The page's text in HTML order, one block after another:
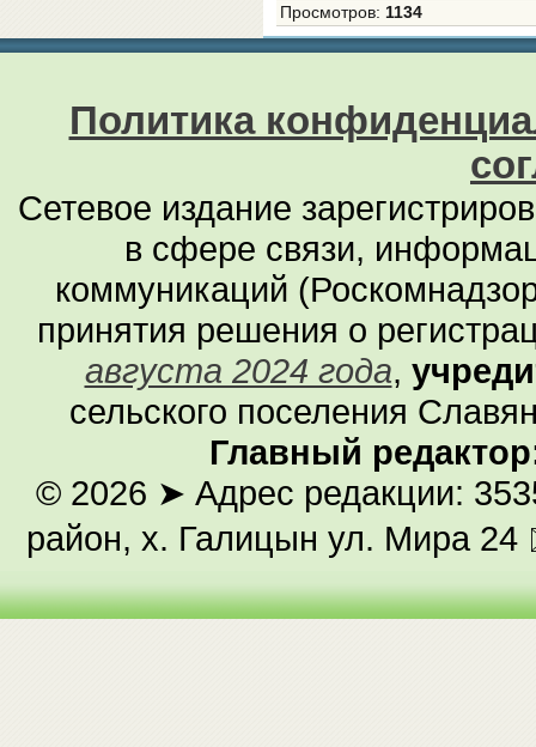
Просмотров: 1134
Политика
Сетевое издание
в сфере связи,
коммуникаций
принятия решения о
августа 2024 года,
сельского поселения
Главный
© 2026 ➤ Адрес редакции:
район, х. Галицын ул. Мира